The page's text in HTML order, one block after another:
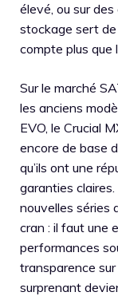
élevé, ou sur
stockage sert
compte plus que
Sur le marché
les anciens
EVO, le Crucial
encore de base
qu’ils ont une
garanties
nouvelles séries
cran : il faut une
performances
transparence
surprenant